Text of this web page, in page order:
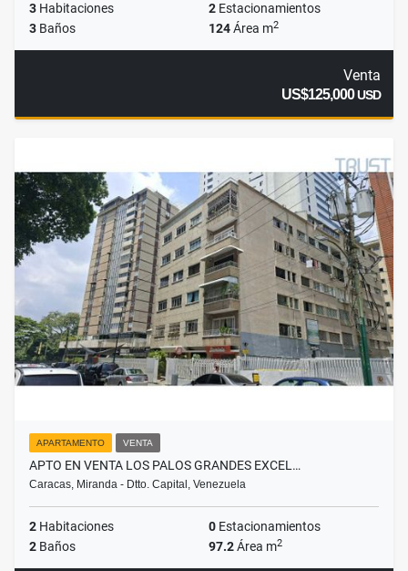
3 Habitaciones 2 Estacionamientos
3 Baños 124Área m2
Venta
US$125,000USD
APARTAMENTO VENTA
APTO EN VENTA LOS PALOS GRANDES EXCEL…
Caracas, Miranda - Dtto. Capital, Venezuela
2 Habitaciones 0 Estacionamientos
2 Baños 97.2Área m2